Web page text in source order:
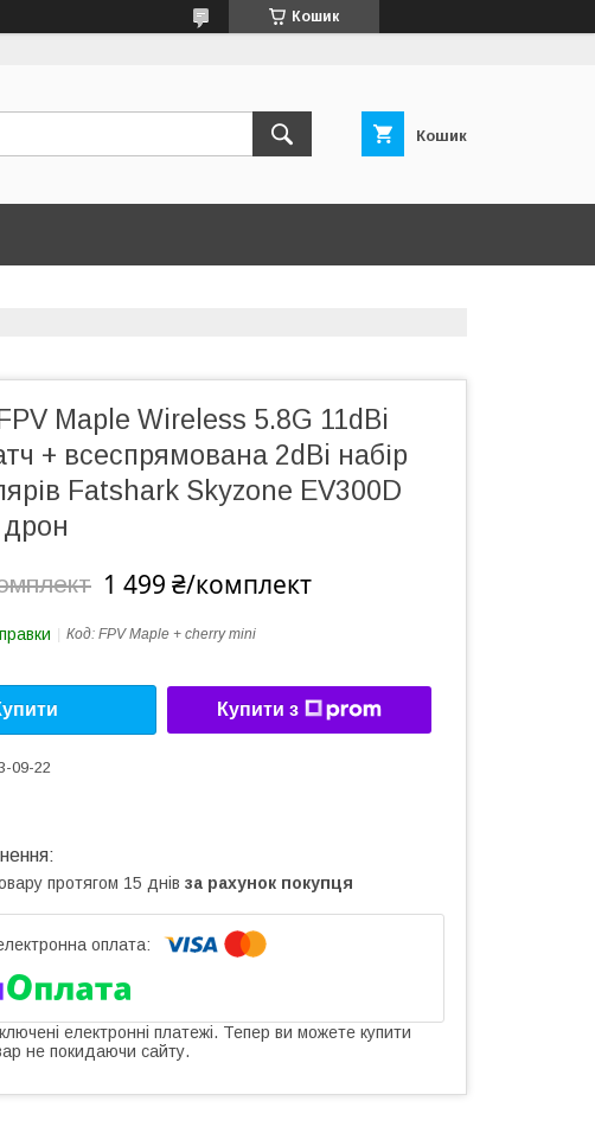
Кошик
Кошик
Maple Wireless 5.8G 11dBi
+ всеспрямована 2dBi набір
Fatshark Skyzone EV300D
дрон
1 499 ₴/комплект
Код: FPV Maple + cherry mini
Купити з
09-22
протягом 15 днів за рахунок покупця
електронні платежі. Тепер ви можете купити
не покидаючи сайту.